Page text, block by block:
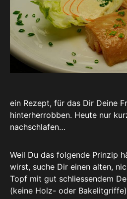
ein Rezept, für das Dir Deine
hinterherrobben. Heute nur
nachschlafen…
Weil Du das folgende Prinzip
wirst, suche Dir einen alten,
Topf mit gut schliessendem
(keine Holz- oder Bakelitgriffe)